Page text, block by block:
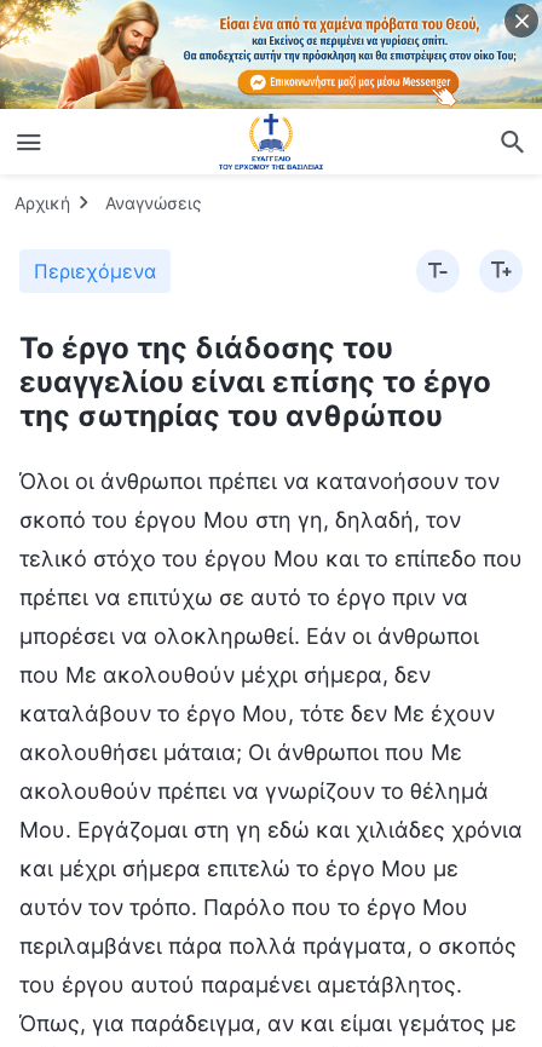
Αρχική Αναγνώσεις
Περιεχόμενα
Το έργο της διάδοσης του
ευαγγελίου είναι επίσης το έργο
της σωτηρίας του ανθρώπου
Όλοι οι άνθρωποι πρέπει να κατανοήσουν τον
σκοπό του έργου Μου στη γη, δηλαδή, τον
τελικό στόχο του έργου Μου και το επίπεδο που
πρέπει να επιτύχω σε αυτό το έργο πριν να
μπορέσει να ολοκληρωθεί. Εάν οι άνθρωποι
που Με ακολουθούν μέχρι σήμερα, δεν
καταλάβουν το έργο Μου, τότε δεν Με έχουν
ακολουθήσει μάταια; Οι άνθρωποι που Με
ακολουθούν πρέπει να γνωρίζουν το θέλημά
Μου. Εργάζομαι στη γη εδώ και χιλιάδες χρόνια
και μέχρι σήμερα επιτελώ το έργο Μου με
αυτόν τον τρόπο. Παρόλο που το έργο Μου
περιλαμβάνει πάρα πολλά πράγματα, ο σκοπός
του έργου αυτού παραμένει αμετάβλητος.
Όπως, για παράδειγμα, αν και είμαι γεμάτος με